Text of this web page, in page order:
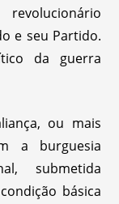
e seu Partido.
da guerra
ou mais
a burguesia
submetida
básica